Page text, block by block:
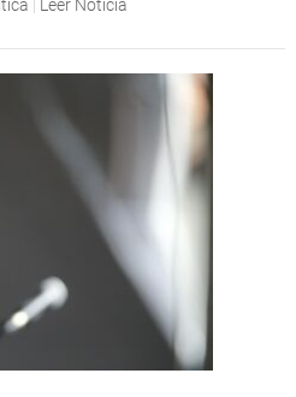
| Leer Noticia